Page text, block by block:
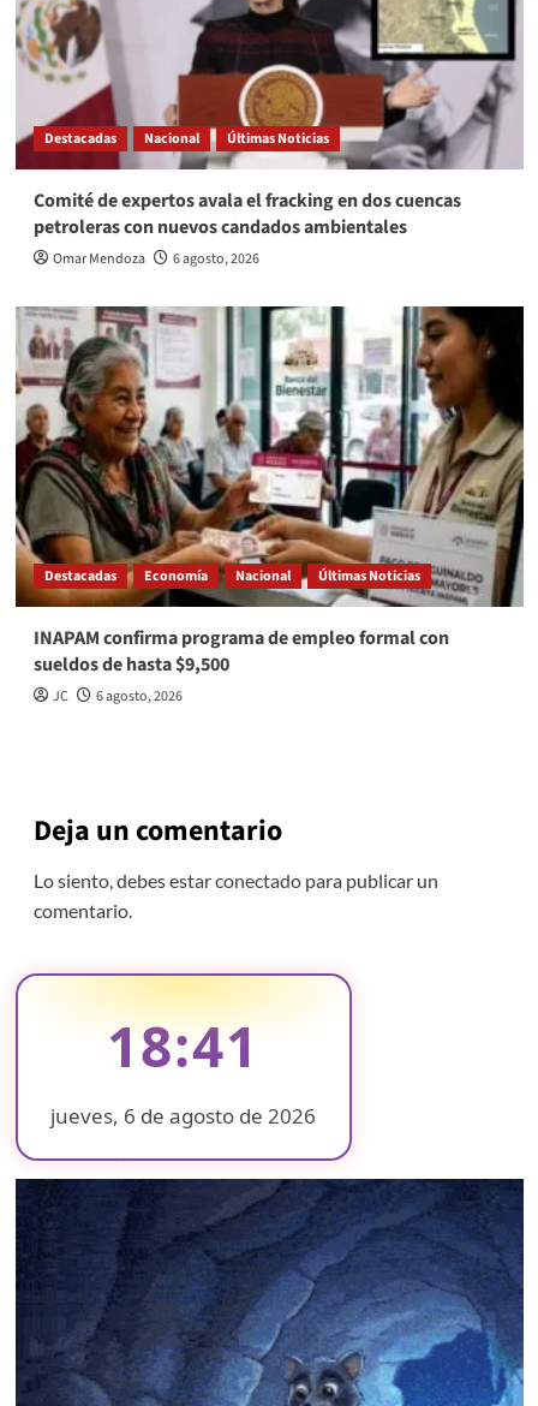
Destacadas Nacional Últimas Noticias
Comité de expertos avala el fracking en dos cuencas
petroleras con nuevos candados ambientales
Omar Mendoza 6 agosto, 2026
Destacadas Economía Nacional Últimas Noticias
INAPAM confirma programa de empleo formal con
sueldos de hasta $9,500
JC 6 agosto, 2026
Deja un comentario
Lo siento, debes estarconectadopara publicar un
comentario.
18:41
jueves, 6 de agosto de 2026
❄
❄
❄
❄ ❄
❄
❄
❄